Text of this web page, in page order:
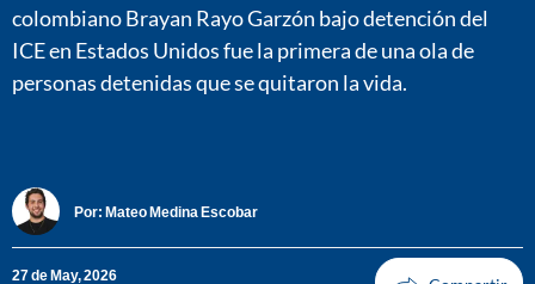
colombiano Brayan Rayo Garzón bajo detención del
ICE en Estados Unidos fue la primera de una ola de
personas detenidas que se quitaron la vida.
Por: Mateo Medina Escobar
27 de May, 2026